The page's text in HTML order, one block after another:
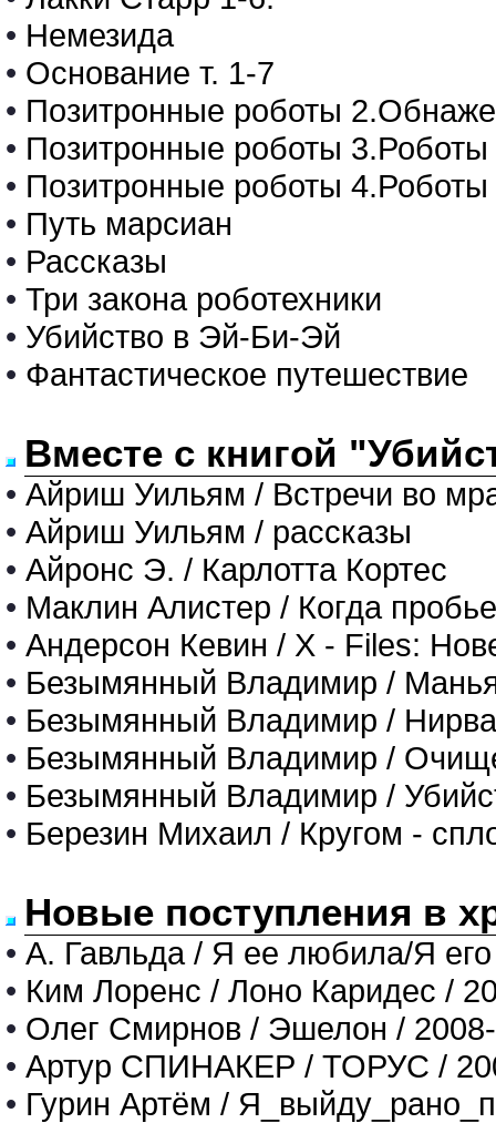
• Немезида
• Основание т. 1-7
• Позитронные роботы
• Позитронные роботы 3.Роботы
• Позитронные роботы
• Путь марсиан
• Рассказы
• Три закона роботехники
• Убийство в Эй-Би-Эй
• Фантастическое путешествие
Вместе с книгой
• Айриш Уильям / Встречи во
• Айриш Уильям / рассказы
• Айронс Э. / Карлотта Кортес
• Маклин Алистер / Когда
• Андерсон Кевин / X - Files:
• Безымянный Владимир /
• Безымянный Владимир /
• Безымянный Владимир /
• Безымянный Владимир /
• Березин Михаил / Кругом -
Новые поступления в
• А. Гавльда / Я ее любила/Я
• Ким Лоренс / Лоно Каридес /
• Олег Смирнов / Эшелон /
• Артур СПИНАКЕР / ТОРУС /
• Гурин Артём /